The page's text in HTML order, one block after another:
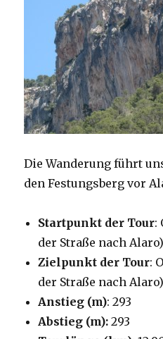
Die Wanderung führt
den Festungsberg vor
Startpunkt der Tour:
der Straße nach Alaro)
Zielpunkt der Tour:
der Straße nach Alaro)
Anstieg (m): 293
Abstieg (m): 293